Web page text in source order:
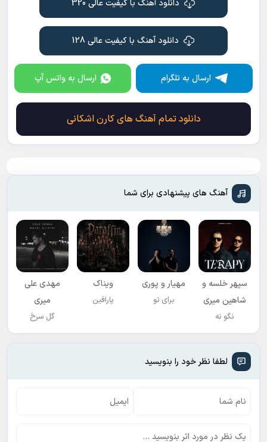
دانلود آهنگ با کیفیت عالی 320
دانلود آهنگ با کیفیت عالی 128
ارسال به تلگرام ارسال به واتس آپ
دانلود تمام آهنگ های کارن اشکانی
آهنگ های پیشنهادی برای شما
سپهر خلسه و
شاهین میری
نگو نه
مهیار و پوری
برای تو
ویناک
پارافین
مهدی علی
میری
گل سرخ
لطفا نظر خود را بنویسید